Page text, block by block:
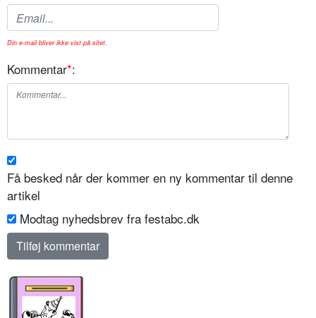
Din e-mail bliver ikke vist på sitet.
Kommentar*:
Få besked når der kommer en ny kommentar til denne
artikel
Modtag nyhedsbrev fra festabc.dk